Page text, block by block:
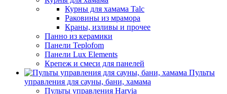
Курны для хамама Talc
Раковины из мрамора
Краны, изливы и прочее
Панно из керамики
Панели Teplofom
Панели Lux Elements
Крепеж и смеси для панелей
Пульты
управления для сауны, бани, хамама
Пульты управления Harvia